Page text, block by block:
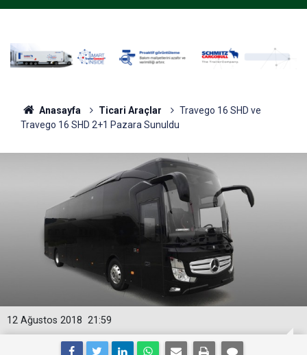
Anasayfa Ticari Araçlar
Travego 16 SHD ve
Travego 16 SHD 2+1 Pazara Sunuldu
21:59
12 Ağustos 2018